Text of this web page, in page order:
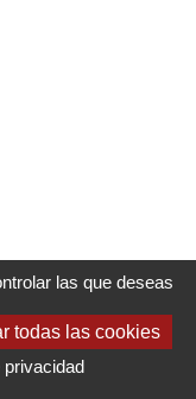
Multimedias
las que deseas
todas las cookies
privacidad